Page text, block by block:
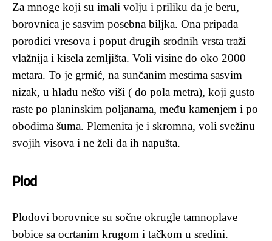
Za mnoge koji su imali volju i priliku da je beru,
borovnica je sasvim posebna biljka. Ona pripada
porodici vresova i poput drugih srodnih vrsta traži
vlažnija i kisela zemljišta. Voli visine do oko 2000
metara. To je grmić, na sunčanim mestima sasvim
nizak, u hladu nešto viši ( do pola metra), koji gusto
raste po planinskim poljanama, među kamenjem i po
obodima šuma. Plemenita je i skromna, voli svežinu
svojih visova i ne želi da ih napušta.
Plod
Plodovi borovnice su sočne okrugle tamnoplave
bobice sa ocrtanim krugom i tačkom u sredini.